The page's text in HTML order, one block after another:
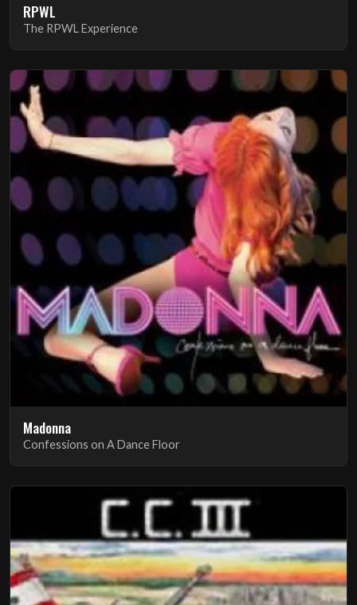
RPWL
The RPWL Experience
Madonna
Confessions on A Dance Floor